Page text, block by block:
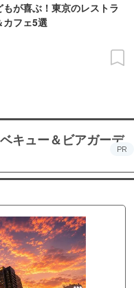
もが喜ぶ！東京のレストラ
カフェ5選
キュー＆ビアガーデ
PR